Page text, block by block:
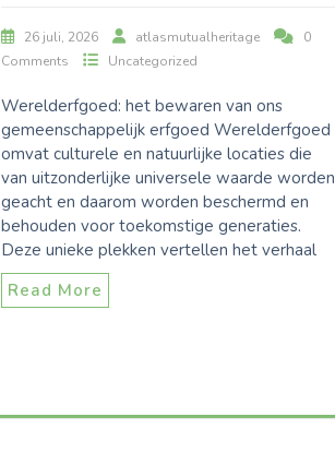
26 juli, 2026 atlasmutualheritage
0
Comments
Uncategorized
Werelderfgoed: het bewaren van ons
gemeenschappelijk erfgoed Werelderfgoed
omvat culturele en natuurlijke locaties die
van uitzonderlijke universele waarde worden
geacht en daarom worden beschermd en
behouden voor toekomstige generaties.
Deze unieke plekken vertellen het verhaal
Read More